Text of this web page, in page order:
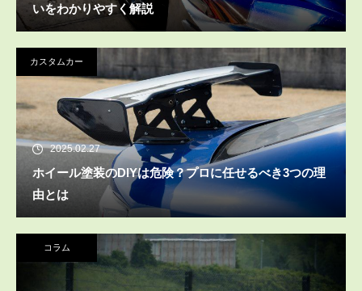
いをわかりやすく解説
カスタムカー
2025.02.27
ホイール塗装のDIYは危険？プロに任せるべき3つの理
由とは
コラム